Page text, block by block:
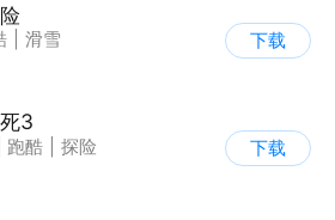
滑雪
下载
3
跑酷
探险
下载